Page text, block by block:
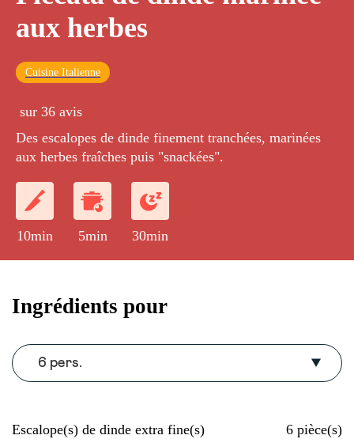
aux herbes
Cuisine Italienne
sur 36 avis
Des escalopes de dinde finement tranchées, marinées
aux herbes fraîches puis "snackées".
10min 5min 30min
Ingrédients pour
6 pers.
Escalope(s) de dinde extra fine(s) 6 pièce(s)